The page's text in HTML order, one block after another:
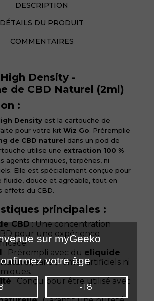
DESCRIPTION
DÉTAILS DU PRODUIT
COMMENTAIRES
Density -
de CBD Naturel (2ml)
:
Density est la cartouche de
pour votre kit Wiz Go. Préremplie
de CBD naturel dans un pod de
utilise une extraction 100 %
agents chimiques, terpènes, ni
Elle est spécialement conçue pour
fluide, douce et agréable, tout en
effets du CBD.
principales :
CBD: Une concentration
pour une expérience
: Prérempli avec du eliquide
naturel, sans arômes artificiels ni
: Conçu pour être utilisé avec
sur myGeeko
votre âge
-18